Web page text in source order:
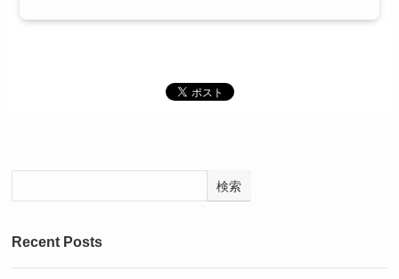
検索
Recent Posts